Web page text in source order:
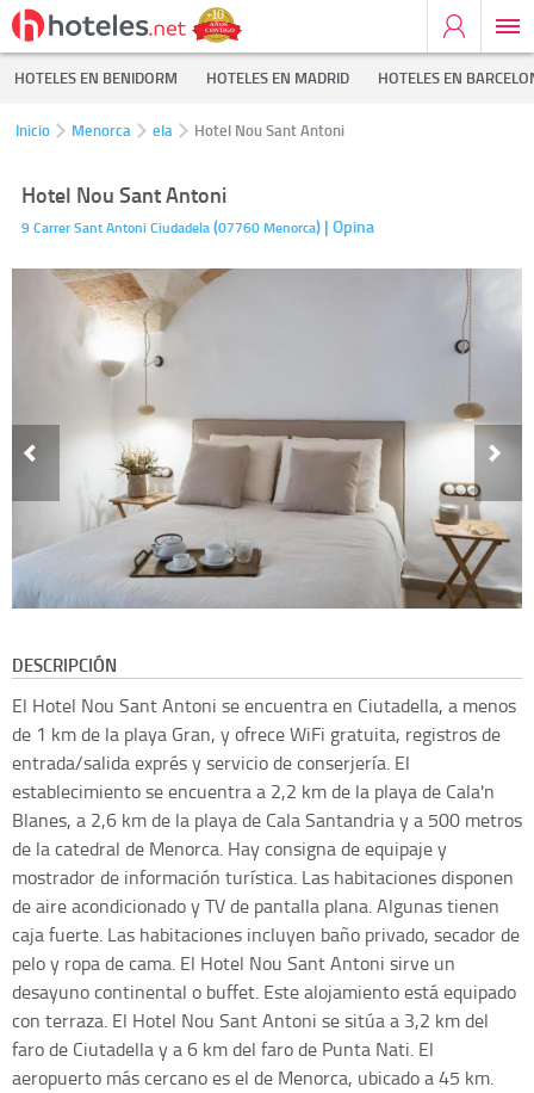
HOTELES EN BENIDORM HOTELES EN MADRID HOTELES EN
Inicio Menorca ela Hotel Nou Sant Antoni
Hotel Nou Sant Antoni
9 Carrer Sant Antoni Ciudadela(07760 Menorca) | Opina
DESCRIPCIÓN
El Hotel Nou Sant Antoni se encuentra en Ciutadella, a menos
de 1 km de la playa Gran, y ofrece WiFi gratuita, registros de
entrada/salida exprés y servicio de conserjería. El
establecimiento se encuentra a 2,2 km de la playa de Cala'n
Blanes, a 2,6 km de la playa de Cala Santandria y a 500 metros
de la catedral de Menorca. Hay consigna de equipaje y
mostrador de información turística. Las habitaciones disponen
de aire acondicionado y TV de pantalla plana. Algunas tienen
caja fuerte. Las habitaciones incluyen baño privado, secador de
pelo y ropa de cama. El Hotel Nou Sant Antoni sirve un
desayuno continental o buffet. Este alojamiento está equipado
con terraza. El Hotel Nou Sant Antoni se sitúa a 3,2 km del
faro de Ciutadella y a 6 km del faro de Punta Nati. El
aeropuerto más cercano es el de Menorca, ubicado a 45 km.